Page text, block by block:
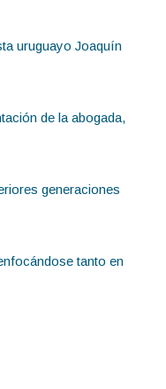
uruguayo Joaquín
de la abogada,
generaciones
tanto en